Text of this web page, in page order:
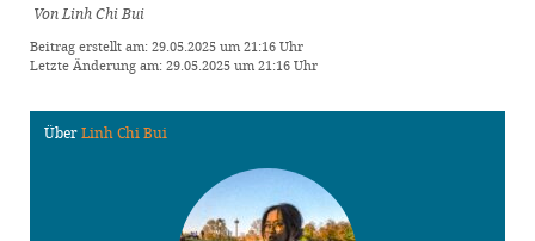
Von Linh Chi Bui
Beitrag erstellt am: 29.05.2025 um 21:16 Uhr
Letzte Änderung am: 29.05.2025 um 21:16 Uhr
ÜberLinh Chi Bui